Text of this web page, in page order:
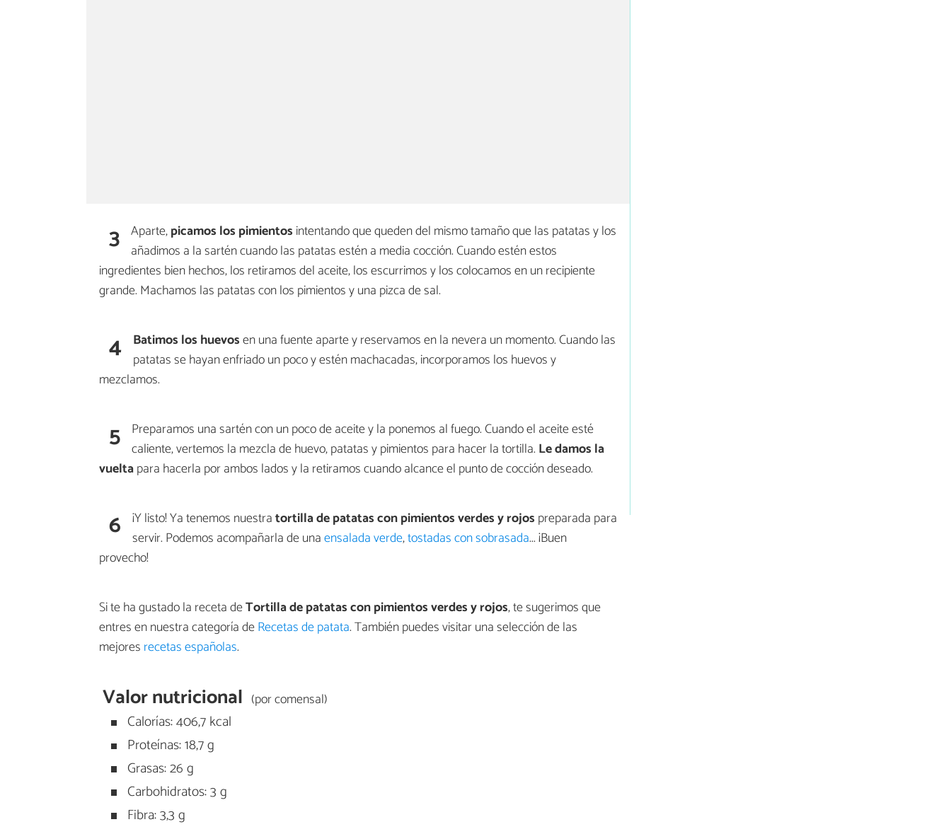
3 Aparte,picamos los pimientos intentando que queden del mismo tamaño que las patatas y los
añadimos a la sartén cuando las patatas estén a media cocción. Cuando estén estos
ingredientes bien hechos, los retiramos del aceite, los escurrimos y los colocamos en un recipiente
grande. Machamos las patatas con los pimientos y una pizca de sal.
4 Batimos los huevosen una fuente aparte y reservamos en la nevera un momento. Cuando las
patatas se hayan enfriado un poco y estén machacadas, incorporamos los huevos y
mezclamos.
5 Preparamos una sartén con un poco de aceite y la ponemos al fuego. Cuando el aceite esté
caliente, vertemos la mezcla de huevo, patatas y pimientos para hacer la tortilla. Le damos la
vueltapara hacerla por ambos lados y la retiramos cuando alcance el punto de cocción deseado.
6 ¡Y listo! Ya tenemos nuestratortilla de patatas con pimientos verdes y rojos preparada para
servir. Podemos acompañarla de unaensalada verde,tostadas con sobrasada... ¡Buen
provecho!
Si te ha gustado la receta deTortilla de patatas con pimientos verdes y rojos, te sugerimos que
entres en nuestra categoría deRecetas de patata. También puedes visitar una selección de las
mejores recetas españolas.
Valor nutricional (por comensal)
Calorías: 406,7 kcal
Proteínas: 18,7 g
Grasas: 26 g
Carbohidratos: 3 g
Fibra: 3,3 g